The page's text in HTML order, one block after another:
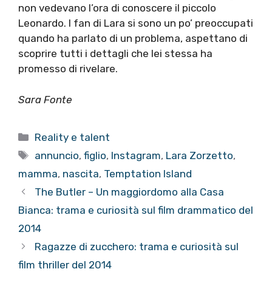
non vedevano l’ora di conoscere il piccolo
Leonardo. I fan di Lara si sono un po’ preoccupati
quando ha parlato di un problema, aspettano di
scoprire tutti i dettagli che lei stessa ha
promesso di rivelare.
Sara Fonte
Categorie
Reality e talent
Tag
annuncio,figlio, Instagram, Lara Zorzetto,
mamma, nascita, Temptation Island
The Butler – Un maggiordomo alla Casa
Bianca: trama e curiosità sul film drammatico del
2014
Ragazze di zucchero: trama e curiosità sul
film thriller del 2014